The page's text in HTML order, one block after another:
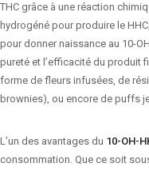
THC grâce à une réaction
hydrogéné pour produire le
pour donner naissance au 10-
pureté et l’efficacité du produit
forme de fleurs infusées, de
brownies), ou encore de puffs
L’un des avantages du 10-OH-
consommation. Que ce soit